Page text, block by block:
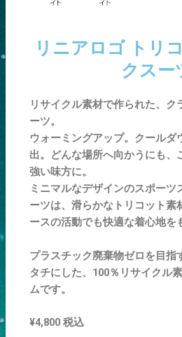
リニアロゴ トリ
クスー
リサイクル素材で作られた、ク
ーツ。
ウォーミングアップ。クールダ
出。どんな場所へ向かうにも、
強い味方に。
ミニマルなデザインのスポーツ
ーツは、滑らかなトリコット素
ースの活動でも快適な着心地を
プラスチック廃棄物ゼロを目指
タチにした、100％リサイクル
ムです。
¥4,800 税込